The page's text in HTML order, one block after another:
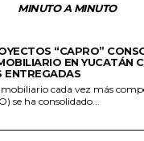
MINUTO A MINUTO
“CAPRO”
EN YUCATÁN
cada vez más
se ha consolidado...